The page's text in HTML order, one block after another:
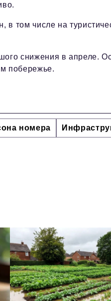
в том числе на
снижения в апреле.
побережье.
номера